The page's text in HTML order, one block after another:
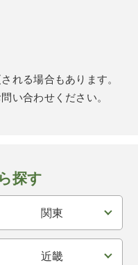
れる場合もあります。
い合わせください。
探す
関東
近畿